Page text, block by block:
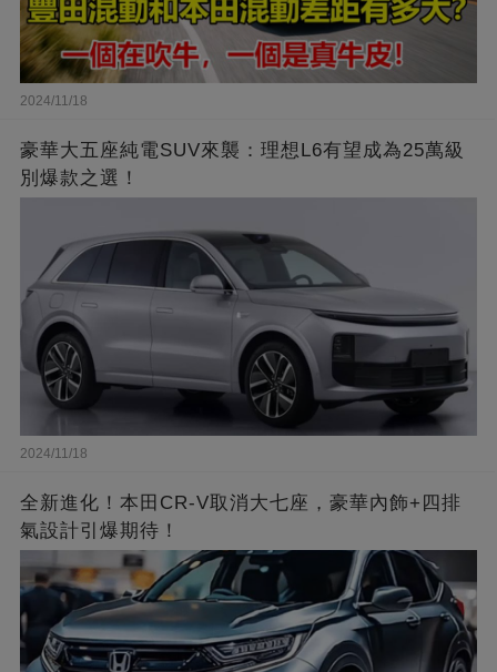
2024/11/18
豪華大五座純電SUV來襲：理想L6有望成為25萬級
別爆款之選！
2024/11/18
全新進化！本田CR-V取消大七座，豪華內飾+四排
氣設計引爆期待！